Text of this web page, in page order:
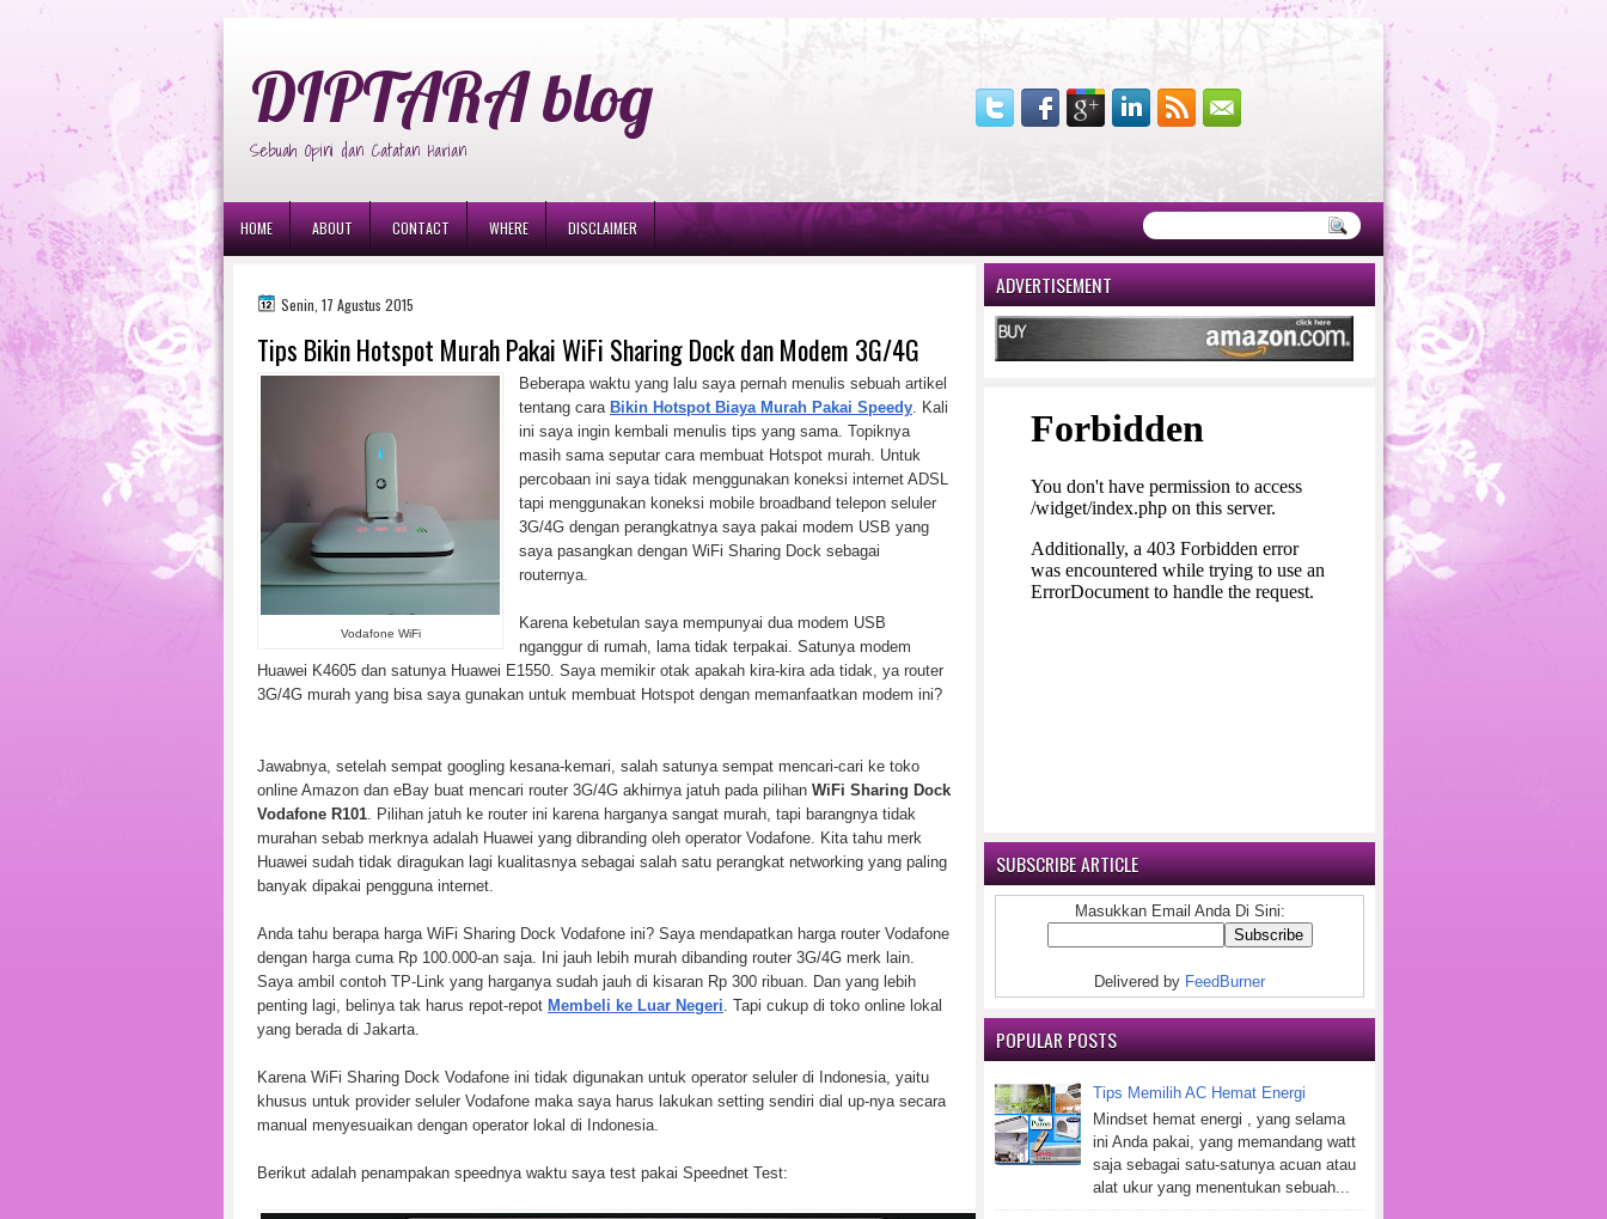
DIPTARA blog
Sebuah Opini dan Catatan Harian
HOME ABOUT CONTACT WHERE DISCLAIMER
Senin, 17 Agustus 2015
Tips Bikin Hotspot Murah Pakai WiFi Sharing Dock dan Modem 3G/4G
Vodafone WiFi
Beberapa waktu yang lalu saya pernah menulis sebuah artikel
tentang cara Bikin Hotspot Biaya Murah Pakai Speedy . Kali
ini saya ingin kembali menulis tips yang sama. Topiknya
masih sama seputar cara membuat Hotspot murah. Untuk
percobaan ini saya tidak menggunakan koneksi internet ADSL
tapi menggunakan koneksi mobile broadband telepon seluler
3G/4G dengan perangkatnya saya pakai modem USB yang
saya pasangkan dengan WiFi Sharing Dock sebagai
routernya.
Karena kebetulan saya mempunyai dua modem USB
nganggur di rumah, lama tidak terpakai. Satunya modem
Huawei K4605 dan satunya Huawei E1550. Saya memikir otak apakah kira-kira ada tidak, ya router
3G/4G murah yang bisa saya gunakan untuk membuat Hotspot dengan memanfaatkan modem ini?
Jawabnya, setelah sempat googling kesana-kemari, salah satunya sempat mencari-cari ke toko
online Amazon dan eBay buat mencari router 3G/4G akhirnya jatuh pada pilihan WiFi Sharing Dock
Vodafone R101 . Pilihan jatuh ke router ini karena harganya sangat murah, tapi barangnya tidak
murahan sebab merknya adalah Huawei yang dibranding oleh operator Vodafone. Kita tahu merk
Huawei sudah tidak diragukan lagi kualitasnya sebagai salah satu perangkat networking yang paling
banyak dipakai pengguna internet.
Anda tahu berapa harga WiFi Sharing Dock Vodafone ini? Saya mendapatkan harga router Vodafone
dengan harga cuma Rp 100.000-an saja. Ini jauh lebih murah dibanding router 3G/4G merk lain.
Saya ambil contoh TP-Link yang harganya sudah jauh di kisaran Rp 300 ribuan. Dan yang lebih
penting lagi, belinya tak harus repot-repot Membeli ke Luar Negeri . Tapi cukup di toko online lokal
yang berada di Jakarta.
Karena WiFi Sharing Dock Vodafone ini tidak digunakan untuk operator seluler di Indonesia, yaitu
khusus untuk provider seluler Vodafone maka saya harus lakukan setting sendiri dial up-nya secara
manual menyesuaikan dengan operator lokal di Indonesia.
Berikut adalah penampakan speednya waktu saya test pakai Speednet Test:
ADVERTISEMENT
SUBSCRIBE ARTICLE
Masukkan Email Anda Di Sini:
Delivered by FeedBurner
POPULAR POSTS
Tips Memilih AC Hemat Energi
Mindset hemat energi , yang selama
ini Anda pakai, yang memandang watt
saja sebagai satu-satunya acuan atau
alat ukur yang menentukan sebuah...